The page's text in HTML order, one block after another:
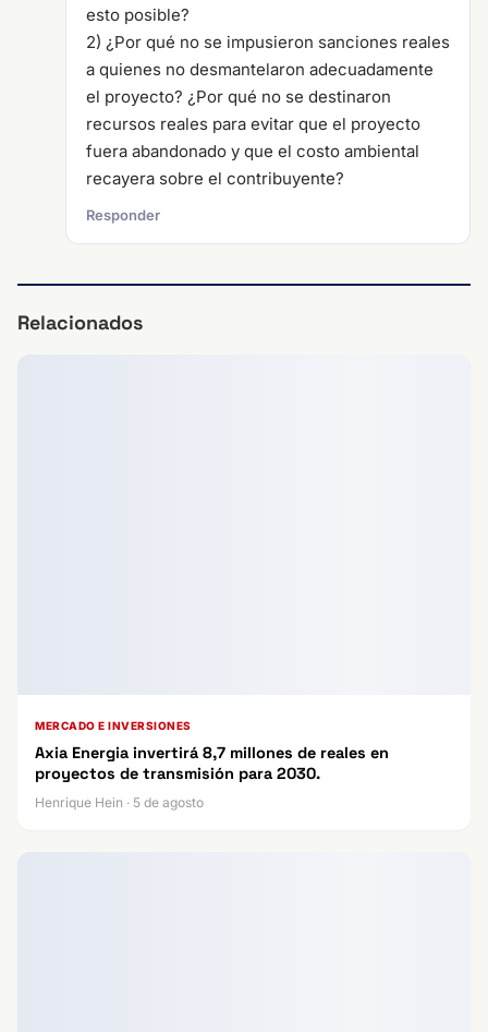
esto posible?
2) ¿Por qué no se impusieron sanciones reales
a quienes no desmantelaron adecuadamente
el proyecto? ¿Por qué no se destinaron
recursos reales para evitar que el proyecto
fuera abandonado y que el costo ambiental
recayera sobre el contribuyente?
Responder
Relacionados
MERCADO E INVERSIONES
Axia Energia invertirá 8,7 millones de reales en
proyectos de transmisión para 2030.
Henrique Hein · 5 de agosto